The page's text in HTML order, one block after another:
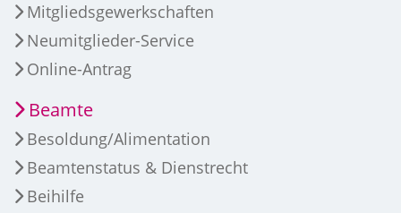
Mitgliedsgewerkschaften
Neumitglieder-Service
Online-Antrag
Beamte
Besoldung/Alimentation
Beamtenstatus & Dienstrecht
Beihilfe